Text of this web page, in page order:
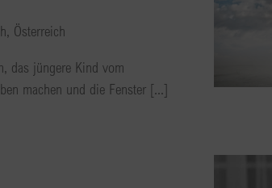
Österreich
das jüngere Kind vom
machen und die Fenster [...]